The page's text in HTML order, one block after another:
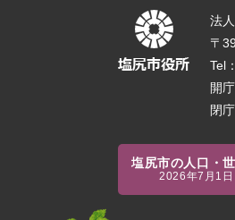
法
〒
Tel
開
閉
塩尻市の人口・
2026年7月1日